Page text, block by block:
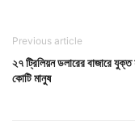
Previous article
২৭ ট্রিলিয়ন ডলারের বাজারে
কোটি মানুষ